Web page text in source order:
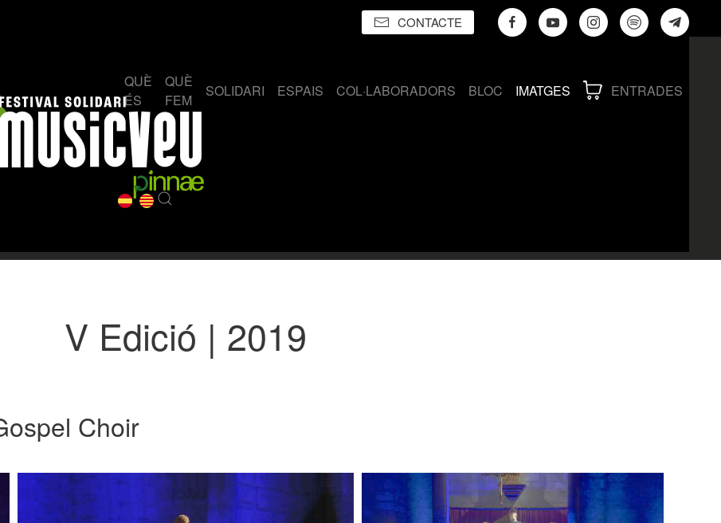
CONTACTE
QUÈ
ÉS
QUÈ
FEM
SOLIDARI ESPAIS COL·LABORADORS BLOC IMATGES ENTRADES
V Edició | 2019
Choir